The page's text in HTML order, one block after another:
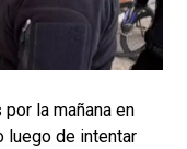
la mañana en
luego de intentar